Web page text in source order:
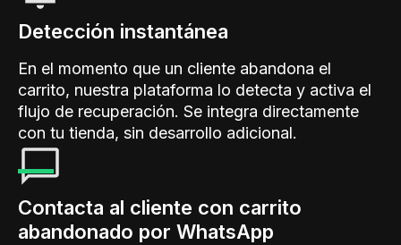
Detección instantánea
En el momento que un cliente abandona el
carrito, nuestra plataforma lo detecta y activa el
flujo de recuperación. Se integra directamente
con tu tienda, sin desarrollo adicional.
Contacta al cliente con carrito
abandonado por WhatsApp